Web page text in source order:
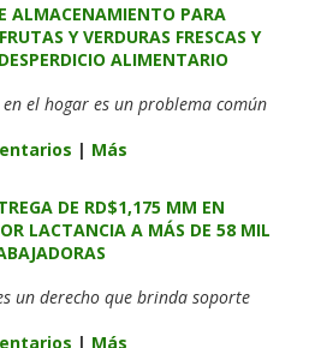
ALMACENAMIENTO PARA
Y VERDURAS FRESCAS Y
ALIMENTARIO
el hogar es un problema común
| Más
DE RD$1,175 MM EN
LACTANCIA A MÁS DE 58 MIL
un derecho que brinda soporte
| Más